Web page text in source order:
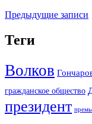
Навигация
по
записям
Предыдущие записи
Теги
Волков
гражданское общество
президент